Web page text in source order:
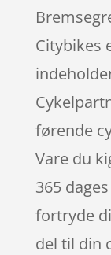
Citybikes
førende
Vare du
365
fortryde
del til din